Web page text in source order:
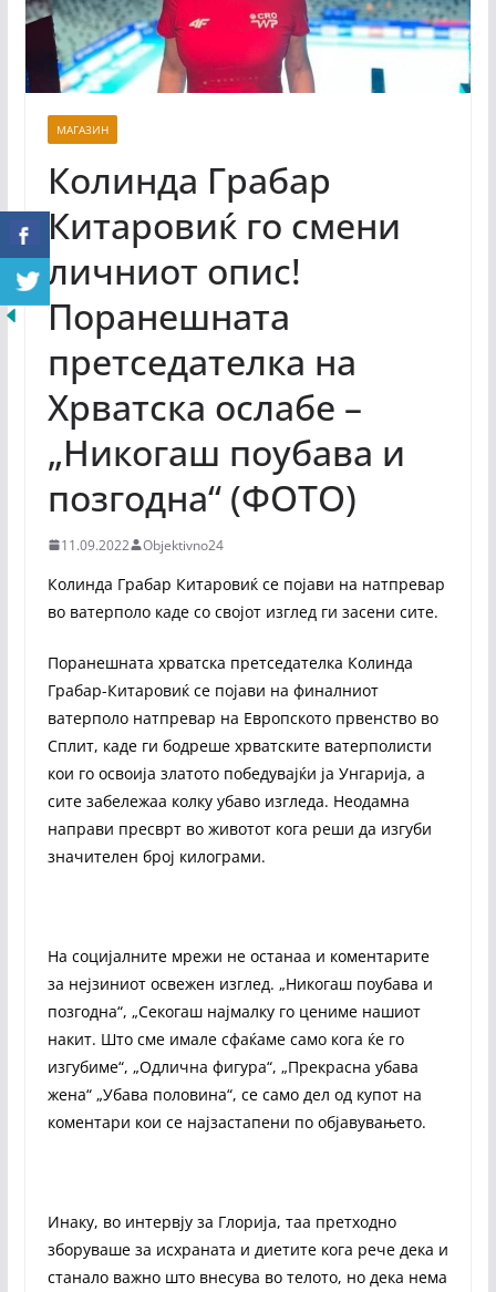
МАГАЗИН
Колинда Грабар
Китаровиќ го смени
личниот опис!
Поранешната
претседателка на
Хрватска ослабе –
„Никогаш поубава и
позгодна“ (ФОТО)
11.09.2022 Objektivno24
Колинда Грабар Китаровиќ се појави на натпревар
во ватерполо каде со својот изглед ги засени сите.
Поранешната хрватска претседателка Колинда
Грабар-Китаровиќ се појави на финалниот
ватерполо натпревар на Европското првенство во
Сплит, каде ги бодреше хрватските ватерполисти
кои го освоија златото победувајќи ја Унгарија, а
сите забележаа колку убаво изгледа. Неодамна
направи пресврт во животот кога реши да изгуби
значителен број килограми.
На социјалните мрежи не останаа и коментарите
за нејзиниот освежен изглед. „Никогаш поубава и
позгодна“, „Секогаш најмалку го цениме нашиот
накит. Што сме имале сфаќаме само кога ќе го
изгубиме“, „Одлична фигура“, „Прекрасна убава
жена“ „Убава половина“, се само дел од купот на
коментари кои се најзастапени по објавувањето.
Инаку, во интервју за Глорија, таа претходно
зборуваше за исхраната и диетите кога рече дека и
станало важно што внесува во телото, но дека нема